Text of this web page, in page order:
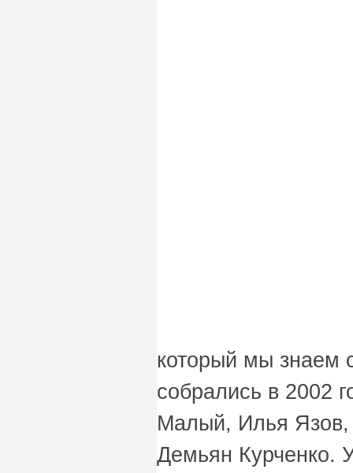
который мы знаем
собрались в 2002
Малый, Илья Язов,
Демьян Курченко.